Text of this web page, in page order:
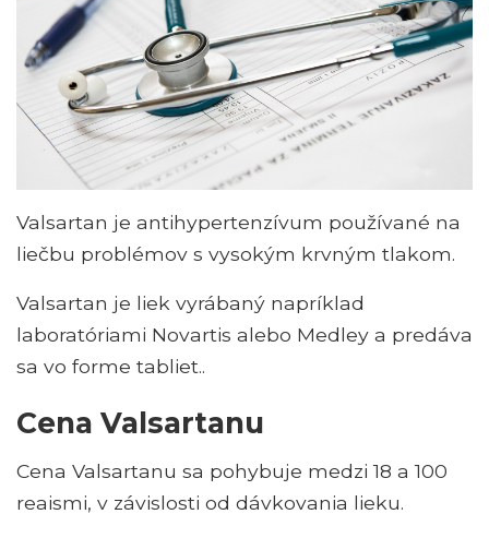
Valsartan je antihypertenzívum používané na
liečbu problémov s vysokým krvným tlakom.
Valsartan je liek vyrábaný napríklad
laboratóriami Novartis alebo Medley a predáva
sa vo forme tabliet..
Cena Valsartanu
Cena Valsartanu sa pohybuje medzi 18 a 100
reaismi, v závislosti od dávkovania lieku.